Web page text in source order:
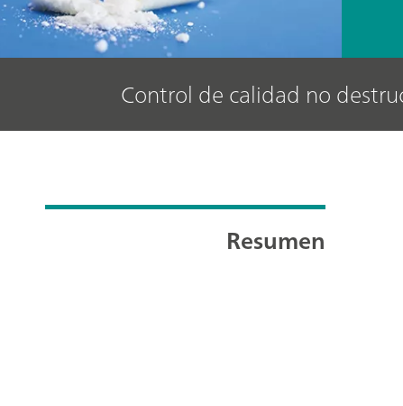
Control de calidad no
Resumen